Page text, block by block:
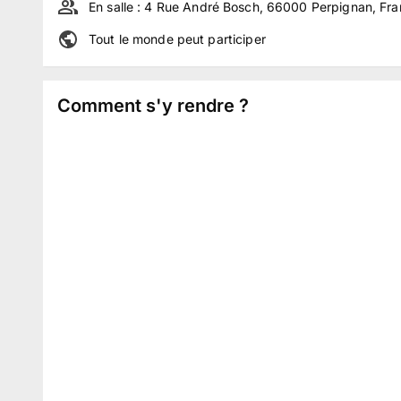
En salle :4 Rue André Bosch, 66000 Perpignan,
Tout le monde peut participer
Comment s'y rendre ?